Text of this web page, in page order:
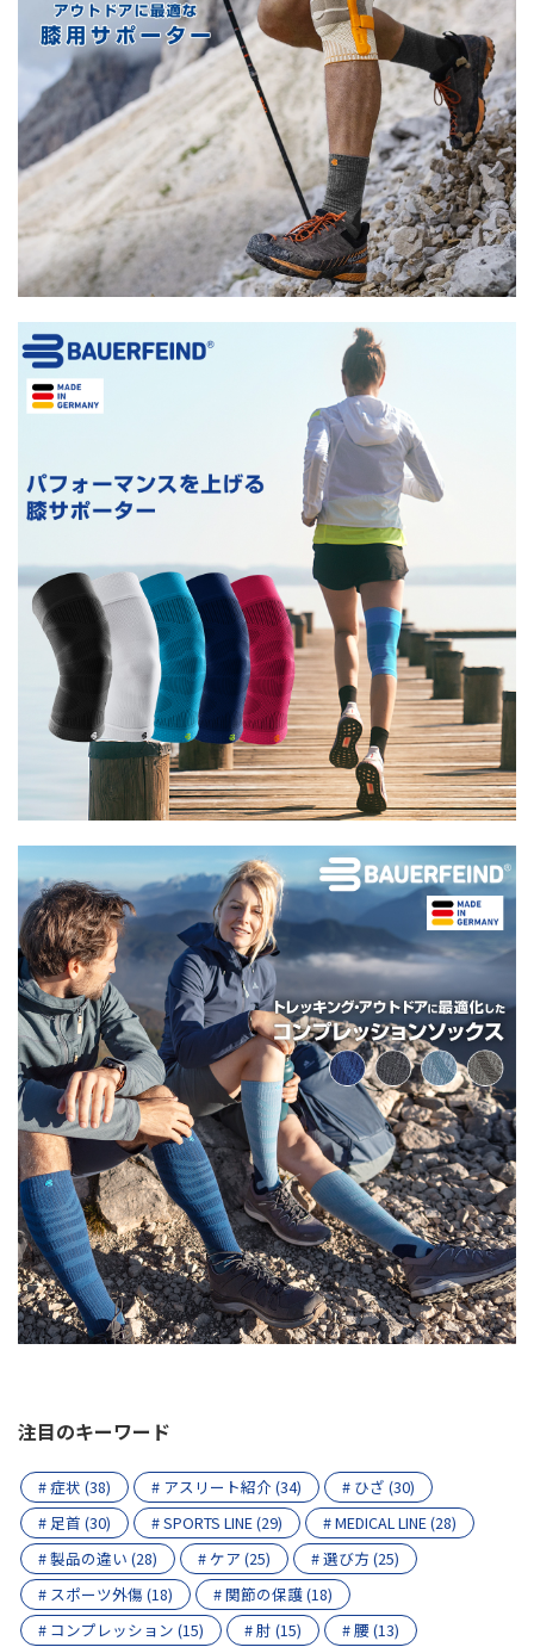
注目のキーワード
# 症状 (38) # アスリート紹介 (34)
# ひざ (30)
# 足首 (30)
# SPORTS LINE (29)
# MEDICAL LINE (28)
# 製品の違い (28)
# ケア (25)
# 選び方 (25)
# スポーツ外傷 (18)
# 関節の保護 (18)
# コンプレッション (15)
# 肘 (15)
# 腰 (13)